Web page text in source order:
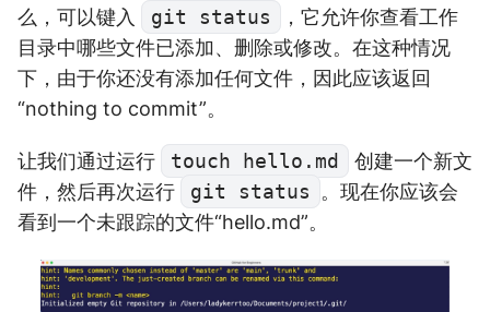
么，可以键入
git status
，它允许你查看工作
目录中哪些文件已添加、删除或修改。在这种情况
下，由于你还没有添加任何文件，因此应该返回
“nothing to commit”。
让我们通过运行 touch hello.md
创建一个新文
件，然后再次运行
git status 。现在你应该会
看到一个未跟踪的文件“hello.md”。